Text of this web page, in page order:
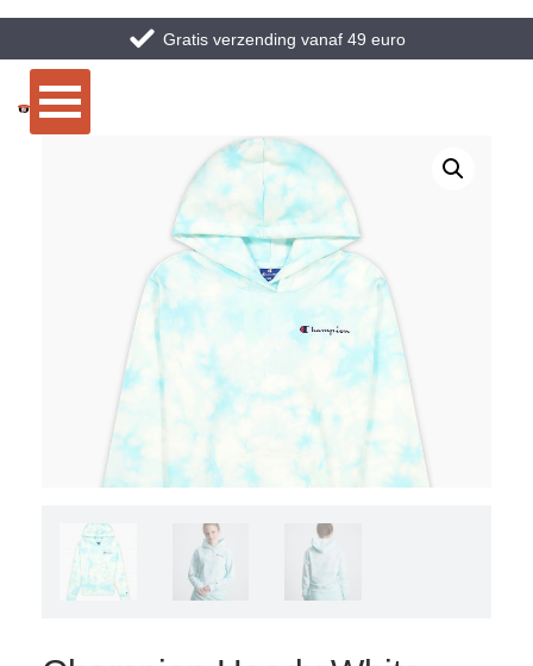
Gratis verzending vanaf 49 euro